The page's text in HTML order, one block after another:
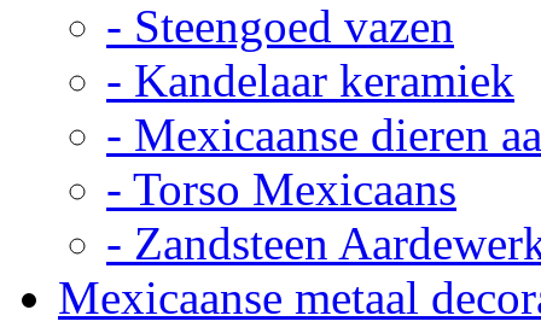
- Steengoed vazen
- Kandelaar keramiek
- Mexicaanse dieren
- Torso Mexicaans
- Zandsteen
Mexicaanse metaal